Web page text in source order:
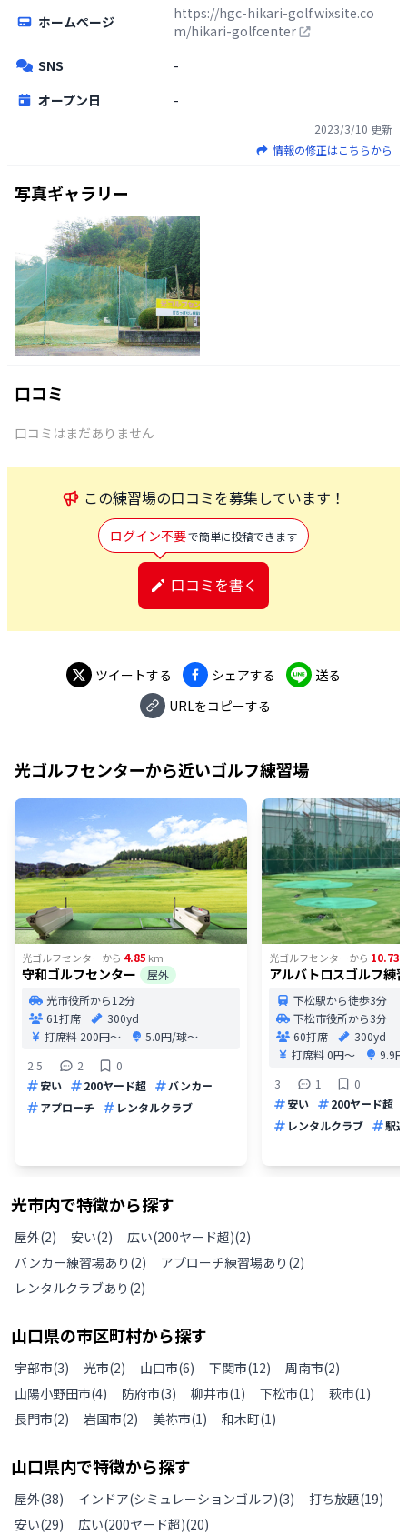
ホームページ
https://hgc-hikari-golf.wixsite.co
m/hikari-golfcenter
SNS
-
オープン日
-
2023/3/10 更新
情報の修正はこちらから
写真ギャラリー
口コミ
口コミはまだありません
この練習場の口コミを募集しています！
ログイン不要で簡単に投稿できます
口コミを書く
ツイートする シェアする
送る
URLをコピーする
光ゴルフセンターから近いゴルフ練習場
光ゴルフセンターから 4.85 km
守和ゴルフセンター
屋外
光市役所から12分
61打席
300yd
打席料 200円〜
5.0円/球〜
2.5
2
0
安い
200ヤード超
バンカー
アプローチ
レンタルクラブ
光ゴルフセンターから 10.73
アルバトロスゴルフ練
下松駅から徒歩3分
下松市役所から3分
60打席
300yd
打席料0円〜
9.9
3
1
0
安い
200ヤード超
レンタルクラブ
駅近
光市内で特徴から探す
屋外(2) 安い(2) 広い(200ヤード超)(2)
バンカー練習場あり (2) アプローチ練習場あり (2)
レンタルクラブあり (2)
山口県の市区町村から探す
宇部市(3) 光市(2) 山口市(6) 下関市(12) 周南市(2)
山陽小野田市(4) 防府市(3) 柳井市(1) 下松市(1) 萩市(1)
長門市(2) 岩国市(2) 美祢市(1) 和木町(1)
山口県内で特徴から探す
屋外(38) インドア(シミュレーションゴルフ)(3) 打ち放題(19)
安い(29) 広い(200ヤード超)(20)